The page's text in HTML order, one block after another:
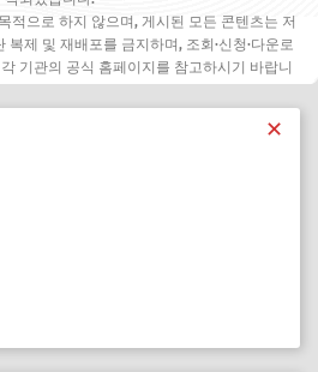
적으로 하지 않으며, 게시된 모든 콘텐츠는 저
제 및 재배포를 금지하며, 조회·신청·다운로
기관의 공식 홈페이지를 참고하시기 바랍니
✕